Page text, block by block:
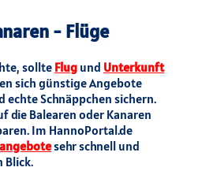
- Flüge
sollte Flug und Unterkunft
sich günstige Angebote
Schnäppchen sichern.
die Balearen oder Kanaren
Im HannoPortal.de
sehr schnell und
Blick.